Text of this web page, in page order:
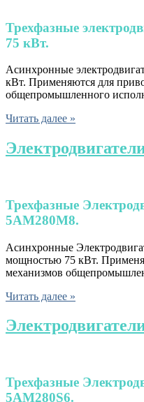
Трехфазные э
75 кВт.
Асинхронные
кВт. Применяются для
общепромышленного
Читать далее »
Трехфазные
5АМ280М8.
Асинхронные
мощностью 75 кВт.
механизмов
Читать далее »
Трехфазные
5АМ280S6.